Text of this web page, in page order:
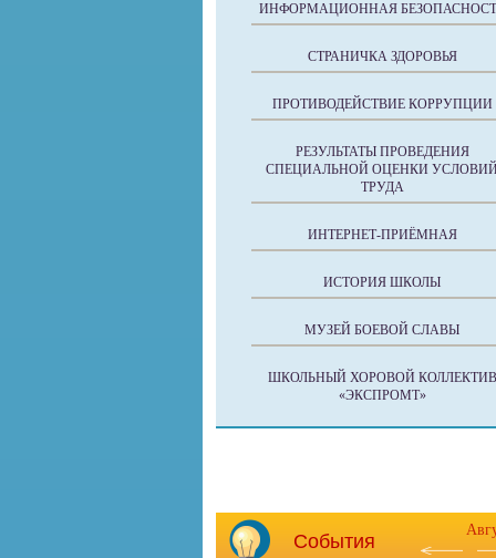
ИНФОРМАЦИОННАЯ
СТРАНИЧКА ЗДОРОВЬЯ
ПРОТИВОДЕЙСТВИЕ КОРРУПЦИИ
РЕЗУЛЬТАТЫ ПРОВЕДЕНИЯ
СПЕЦИАЛЬНОЙ ОЦЕНКИ УСЛОВИЙ
ТРУДА
ИНТЕРНЕТ-ПРИЁМНАЯ
ИСТОРИЯ ШКОЛЫ
МУЗЕЙ БОЕВОЙ СЛАВЫ
ШКОЛЬНЫЙ ХОРОВОЙ КОЛЛЕКТИВ
«ЭКСПРОМТ»
События